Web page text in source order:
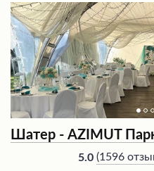
Шатер - AZIMUT
5.0 (1596